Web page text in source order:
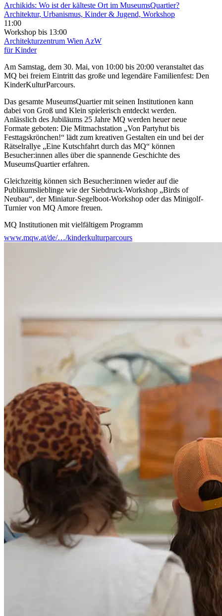
Archikids: Wo ist der kälteste Ort im Museums­Quartier?
Architektur, Urbanismus, Kinder & Jugend, Workshop
11:00
Workshop bis 13:00
Architekturzentrum Wien AzW
für Kinder
Am Samstag, dem 30. Mai, von 10:00 bis 20:00 veranstaltet das
MQ bei freiem Eintritt das große und legendäre Familienfest: Den
KinderKulturParcours.
Das gesamte MuseumsQuartier mit seinen Institutionen kann
dabei von Groß und Klein spielerisch entdeckt werden.
Anlässlich des Jubiläums 25 Jahre MQ werden heuer neue
Formate geboten: Die Mitmachstation „Von Partyhut bis
Festtagskrönchen!“ lädt zum kreativen Gestalten ein und bei der
Rätselrallye „Eine Kutschfahrt durch das MQ“ können
Besucher:innen alles über die spannende Geschichte des
MuseumsQuartier erfahren.
Gleichzeitig können sich Besucher:innen wieder auf die
Publikumslieblinge wie der Siebdruck-Workshop „Birds of
Neubau“, der Miniatur-Segelboot-Workshop oder das Minigolf-
Turnier von MQ Amore freuen.
MQ Institutionen mit vielfältigem Programm
Das Az W – Architekturzentrum Wien geht mit
fantasievolle Murmellandschaft, während im DSCHUNGEL
WIEN T-Shirts individuell bedruckt werden können.
www.mqw.at/de/…/kinderkulturparcours